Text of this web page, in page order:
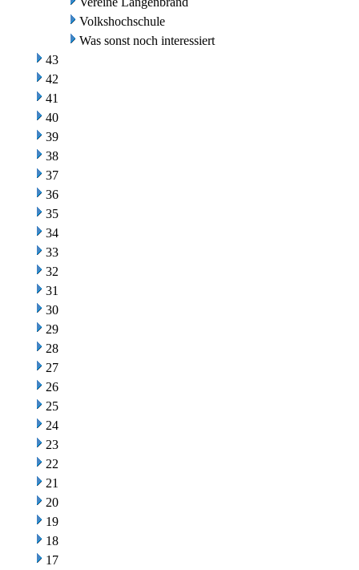
Volkshochschule
Was sonst noch interessiert
43
42
41
40
39
38
37
36
35
34
33
32
31
30
29
28
27
26
25
24
23
22
21
20
19
18
17